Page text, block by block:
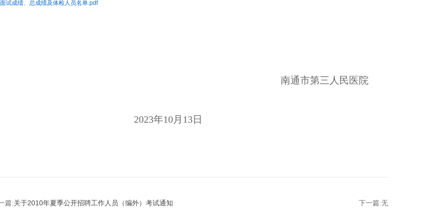
面试成绩、总成绩及体检人员名单.pdf
南通市第三人民医院
3年10月 13日
篇:关于2010年夏季公开招聘工作人员（编外）考试通知 下一篇:无